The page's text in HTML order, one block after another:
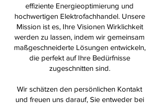
effiziente Energieoptimierung und
hochwertigen Elektrofachhandel. Unsere
Mission ist es, Ihre Visionen Wirklichkeit
werden zu lassen, indem wir gemeinsam
maßgeschneiderte Lösungen entwickeln,
die perfekt auf Ihre Bedürfnisse
zugeschnitten sind.
Wir schätzen den persönlichen Kontakt
und freuen uns darauf, Sie entweder bei